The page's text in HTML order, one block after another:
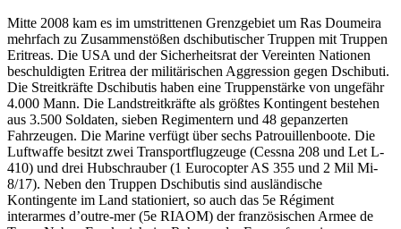
Mitte 2008 kam es im umstrittenen Grenzgebiet um Ras Doumeira
mehrfach zu Zusammenstößen dschibutischer Truppen mit Truppen
Eritreas. Die USA und der Sicherheitsrat der Vereinten Nationen
beschuldigten Eritrea der militärischen Aggression gegen Dschibuti.
Die Streitkräfte Dschibutis haben eine Truppenstärke von ungefähr
4.000 Mann. Die Landstreitkräfte als größtes Kontingent bestehen
aus 3.500 Soldaten, sieben Regimentern und 48 gepanzerten
Fahrzeugen. Die Marine verfügt über sechs Patrouillenboote. Die
Luftwaffe besitzt zwei Transportflugzeuge (Cessna 208 und Let L-
410) und drei Hubschrauber (1 Eurocopter AS 355 und 2 Mil Mi-
8/17). Neben den Truppen Dschibutis sind ausländische
Kontingente im Land stationiert, so auch das 5e Régiment
interarmes d’outre-mer (5e RIAOM) der französischen Armee de